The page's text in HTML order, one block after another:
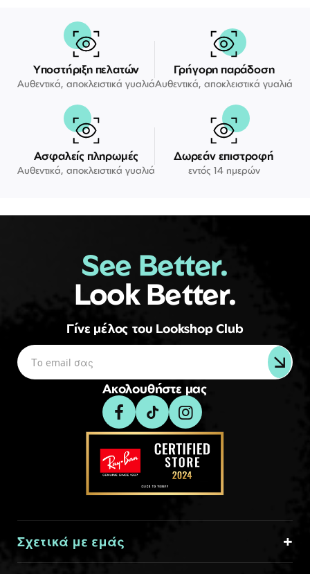
Υποστήριξη πελατών
Αυθεντικά, αποκλειστικά γυαλιά
Γρήγορη παράδοση
Αυθεντικά, αποκλειστικά γυαλιά
Ασφαλείς πληρωμές
Αυθεντικά, αποκλειστικά γυαλιά
Δωρεάν επιστροφή
εντός 14 ημερών
See Better.
Look Better.
Γίνε μέλος του Lookshop Club
Ακολουθήστε μας
Σχετικά με εμάς